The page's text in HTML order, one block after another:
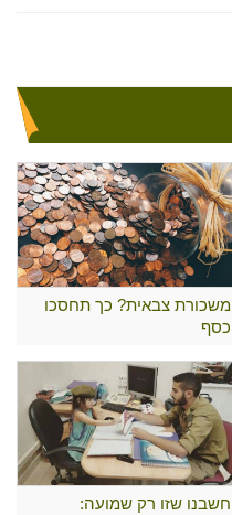
משכורת צבאית? כך תחסכו
כסף
חשבנו שזו רק שמועה: